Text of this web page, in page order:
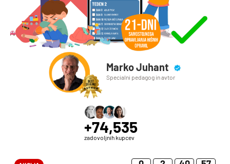
Marko Juhant
Specialni pedagog in avtor
+74,535
zadovoljnih kupcev